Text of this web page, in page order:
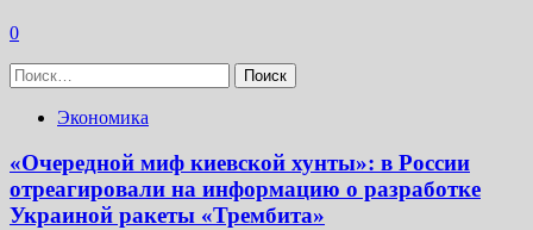
0
Найти:
Экономика
«Очередной миф киевской хунты»: в России
отреагировали на информацию о разработке
Украиной ракеты «Трембита»